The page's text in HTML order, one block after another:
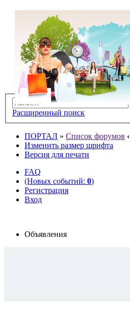
Расширенный поиск
ПОРТАЛ » Список форумов ‹
Изменить размер шрифта
Версия для печати
FAQ
(Новых событий: 0)
Регистрация
Вход
Объявления